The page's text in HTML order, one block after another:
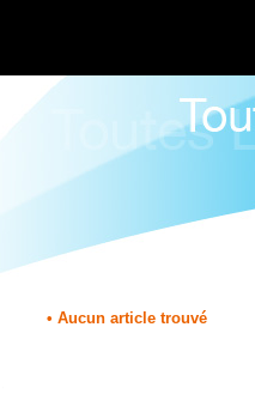
• Aucun article trouvé